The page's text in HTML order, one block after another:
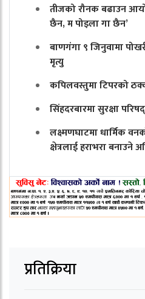
तीजको रौनक बढाउन आयो
छैन, म पोइला गा छैन’
बाणगंगा ९ जिनुवामा
मृत्यु
कपिलवस्तुमा टिपरको
सिंहदरबारमा सुरक्षा
लक्ष्मणघाटमा धार्मिक
क्षेत्रलाई हराभरा बनाउने
प्रतिक्रिया